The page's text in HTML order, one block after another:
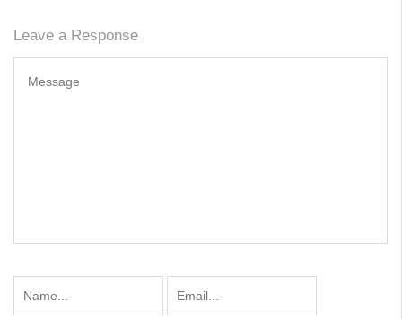
Leave a Response